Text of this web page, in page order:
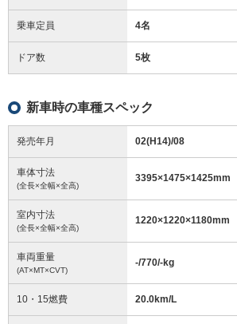
乗車定員 4名
ドア数 5枚
新車時の車種スペック
発売年月 02(H14)/08
車体寸法
(全長×全幅×全高)
3395×1475×1425mm
室内寸法
(全長×全幅×全高)
1220×1220×1180mm
車両重量
(AT×MT×CVT)
-/770/-kg
10・15燃費 20.0km/L